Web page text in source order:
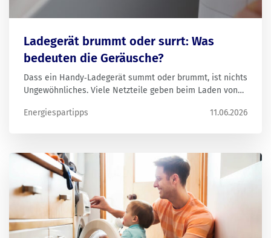
Ladegerät brummt oder surrt: Was
bedeuten die Geräusche?
Dass ein Handy‑Ladegerät summt oder brummt, ist nichts
Ungewöhnliches. Viele Netzteile geben beim Laden von
Besonders in ruhiger Umgebung fallen solche Geräusche
Energiespartipps 11.06.2026